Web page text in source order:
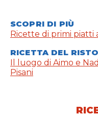
SCOPRI DI PIÙ
Ricette di primi piatti
RICETTA DEL
Il luogo di Aimo e
Pisani